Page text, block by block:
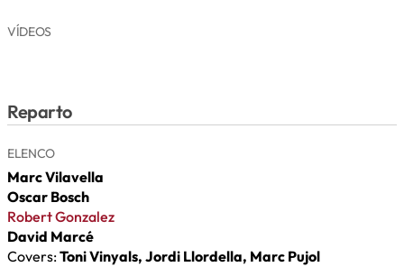
VÍDEOS
Reparto
ELENCO
Marc Vilavella
Oscar Bosch
Robert Gonzalez
David Marcé
Covers:Toni Vinyals, Jordi Llordella, Marc Pujol